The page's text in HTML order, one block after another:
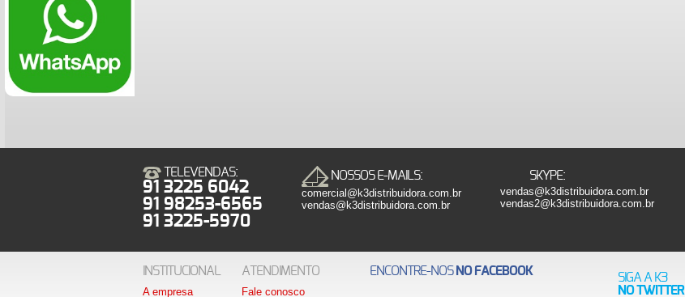
TELEVENDAS:
91 3225 6042
91 98253-6565
91 3225-5970
NOSSOS E-MAILS:
comercial@k3distribuidora.com.br
vendas@k3distribuidora.com.br
SKYPE:
vendas@k3distribuidora.com.br
vendas2@k3distribuidora.com.br
INSTITUCIONAL
A empresa
ATENDIMENTO
Fale conosco
SIGA A K3
NO TWITTER
ENCONTRE-NOS NO FACEBOOK